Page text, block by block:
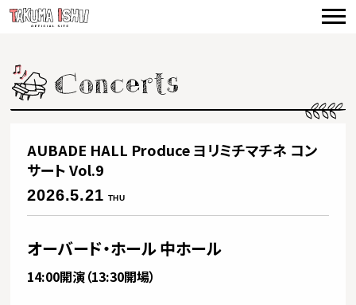
CONCERTS
PRODUCE
CONTACT
AUBADE HALL Produce ヨリミチマチネ コン
サート Vol.9
2026.5.21 THU
オーバード・ホール 中ホール
14:00開演（13:30開場）